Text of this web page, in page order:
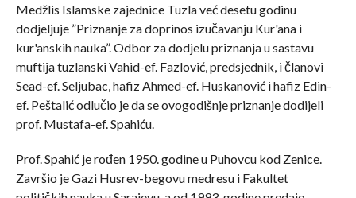
Medžlis Islamske zajednice Tuzla već desetu godinu
dodjeljuje ”Priznanje za doprinos izučavanju Kur'ana i
kur'anskih nauka”. Odbor za dodjelu priznanja u sastavu
muftija tuzlanski Vahid-ef. Fazlović, predsjednik, i članovi
Sead-ef. Seljubac, hafiz Ahmed-ef. Huskanović i hafiz Edin-
ef. Peštalić odlučio je da se ovogodišnje priznanje dodijeli
prof. Mustafa-ef. Spahiću.
Prof. Spahić je rođen 1950. godine u Puhovcu kod Zenice.
Završio je Gazi Husrev-begovu medresu i Fakultet